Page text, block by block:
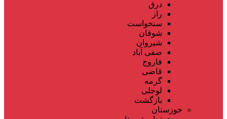
درق
راز
سنخواست
شوقان
شیروان
صفی آباد
فاروج
قاضی
گرمه
لوجلی
بازگشت
خوزستان